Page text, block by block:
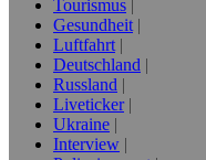
Tourismus
Gesundheit
Luftfahrt
Deutschland
Russland
Liveticker
Ukraine
Interview